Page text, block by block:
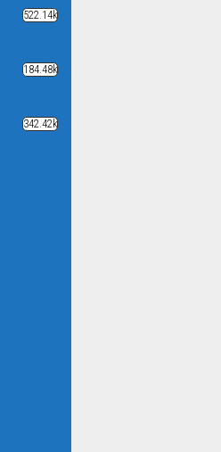
522.14k
184.48k
342.42k